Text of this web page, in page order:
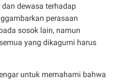
dewasa terhadap
perasaan
sosok lain, namun
yang dikagumi harus
untuk memahami bahwa